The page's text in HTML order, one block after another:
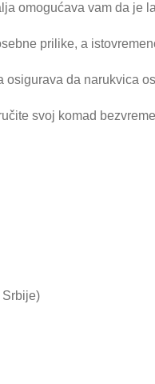
omogućava vam da je
prilike, a
osigurava da narukvica
svoj komad
Srbije)